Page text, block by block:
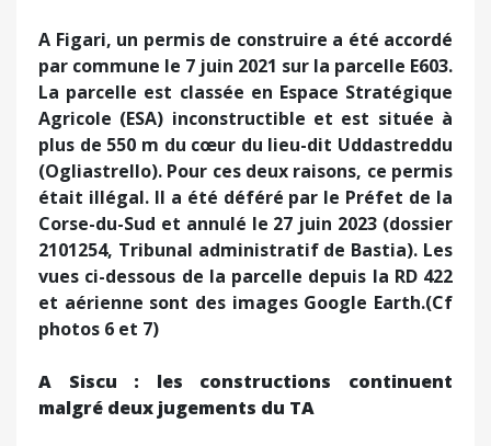
A Figari, un permis de construire a été accordé
par commune le 7 juin 2021 sur la parcelle E603.
La parcelle est classée en Espace Stratégique
Agricole (ESA) inconstructible et est située à
plus de 550 m du cœur du lieu-dit Uddastreddu
(Ogliastrello). Pour ces deux raisons, ce permis
était illégal. Il a été déféré par le Préfet de la
Corse-du-Sud et annulé le 27 juin 2023 (dossier
2101254, Tribunal administratif de Bastia). Les
vues ci-dessous de la parcelle depuis la RD 422
et aérienne sont des images Google Earth.(Cf
photos 6 et 7)
A Siscu : les constructions continuent
malgré deux jugements du TA